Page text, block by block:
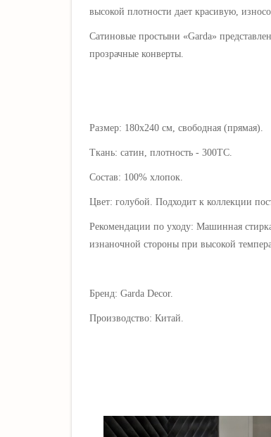
высокой плотности дает красивую,
Сатиновые простыни «Garda»
прозрачные конверты.
Размер: 180х240 см, свободная (прямая)
Ткань: сатин, плотность - 300ТС.
Состав: 100% хлопок.
Цвет: голубой. Подходит к коллекции
Рекомендации по уходу: Машинная
изнаночной стороны при высокой
Бренд: Garda Decor.
Производство: Китай.